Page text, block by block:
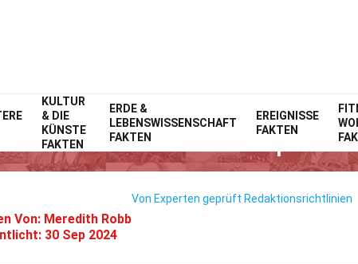
KULTUR
& DIE
KÜNSTE
FAKTEN
ERDE &
LEBENSWISSENSCHAFT
FAKTEN
EREIGNISSE
FAKTEN
Home Technik & Wissenschaften Fakten
Fakten Über Das G2G-Spiel
Von: Meredith Robb
30 Sep 2024
Von Experten geprüft Redaktionsrichtlinien